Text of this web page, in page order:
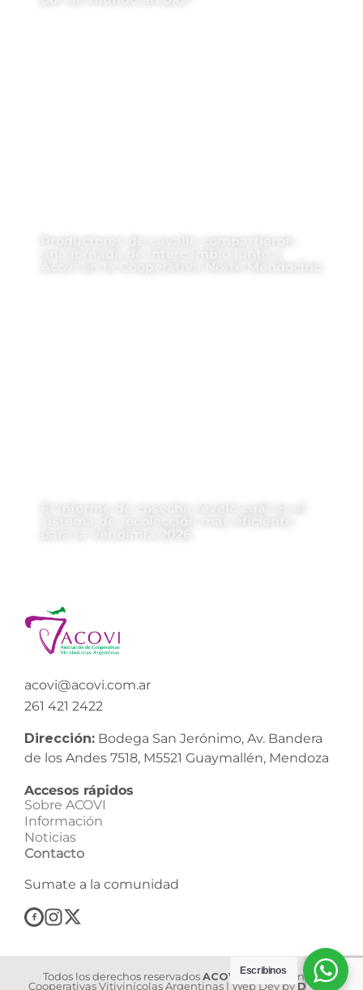
acovi@acovi.com.ar
261 421 2422
Dirección: Bodega San Jerónimo, Av. Bandera
de los Andes 7518, M5521 Guaymallén, Mendoza
Accesos rápidos
Sobre ACOVI
Información
Noticias
Contacto
Sumate a la comunidad
Todos los derechos reservados ACOVI | Asociación de
Cooperativas Vitivinícolas Argentinas | Web Dev by Dilook
Escribinos